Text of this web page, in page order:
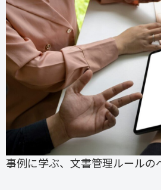
事例に学ぶ、文書管理ルールの